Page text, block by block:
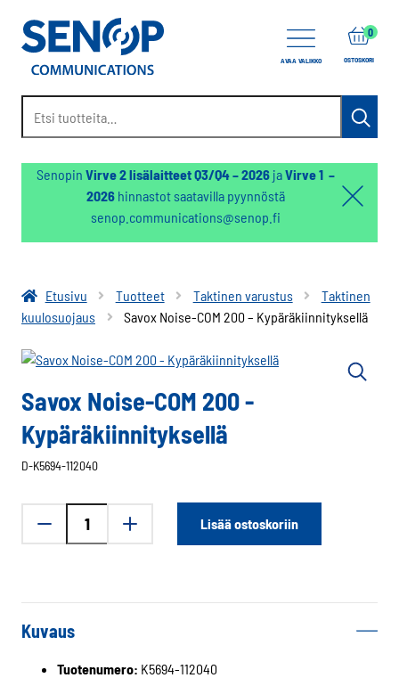
AVAA VALIKKO OSTOSKORI
0items
Senopin Virve 2 lisälaitteet Q3/Q4 – 2026jaVirve 1 –
2026hinnastot saatavilla pyynnöstä
senop.communications@senop.fi
Etusivu Tuotteet Taktinen varustus
Taktinen
kuulosuojaus
Savox Noise-COM 200 – Kypäräkiinnityksellä
Savox Noise-COM 200 -
Kypäräkiinnityksellä
D-K5694-112040
-
määrä
Lisää ostoskoriin
Kuvaus
Tuotenumero: K5694-112040